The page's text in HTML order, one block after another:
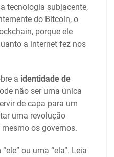
tecnologia subjacente,
do Bitcoin, o
porque ele
a internet fez nos
a identidade de
não ser uma única
de capa para um
uma revolução
os governos.
ou uma “ela”. Leia